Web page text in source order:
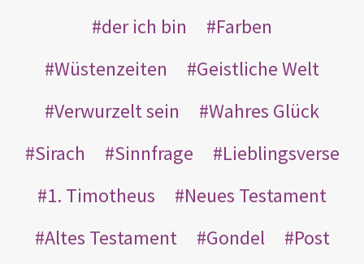
der ich bin
Farben
Wüstenzeiten
Geistliche Welt
Verwurzelt sein
Wahres Glück
Sirach
Sinnfrage
Lieblingsverse
1. Timotheus
Neues Testament
Altes Testament
Gondel
Post